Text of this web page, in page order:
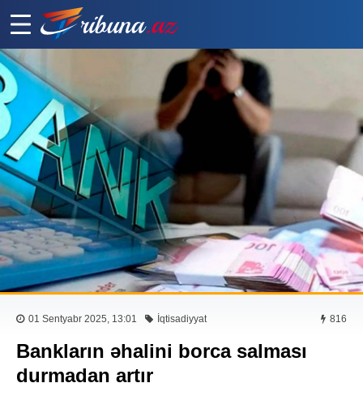
01 Sentyabr 2025, 13:01 İqtisadiyyat 816
Bankların əhalini borca salması
durmadan artır